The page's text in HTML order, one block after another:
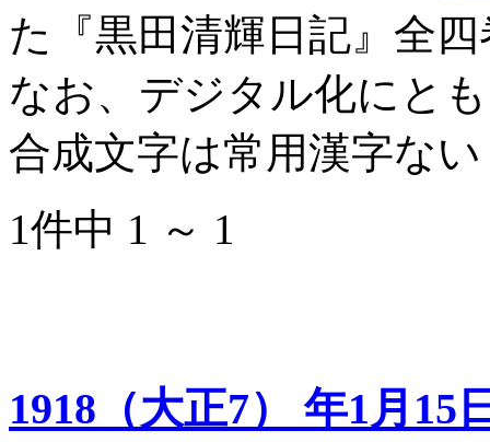
た『黒田清輝日記』全
なお、デジタル化にと
合成文字は常用漢字な
1件中 1 ～ 1
1918（大正7） 年1月15